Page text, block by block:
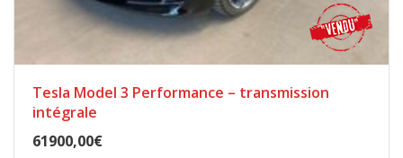
Tesla Model 3 Performance – transmission
intégrale
61900,00€